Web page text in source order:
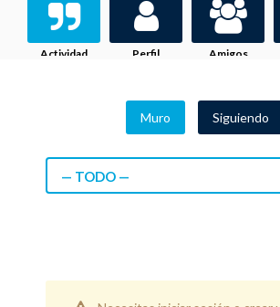
Actividad Perfil Amigos
Muro Siguiendo
— TODO —